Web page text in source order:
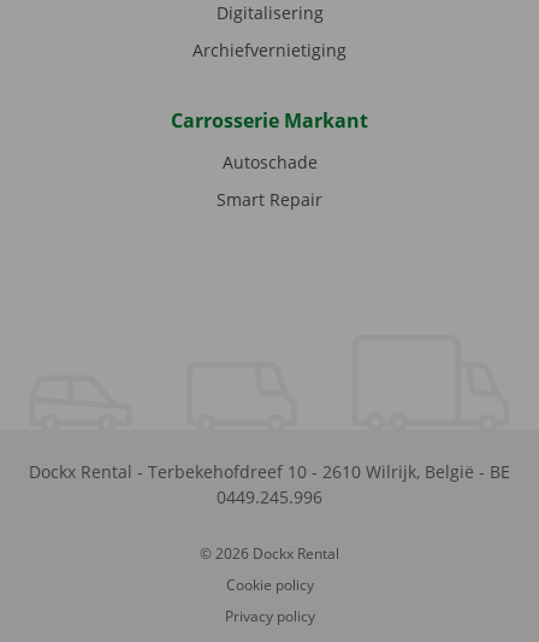
Digitalisering
Archiefvernietiging
Carrosserie Markant
Autoschade
Smart Repair
Dockx Rental - Terbekehofdreef 10 - 2610 Wilrijk, België - BE
0449.245.996
© 2026 Dockx Rental
Cookie policy
Privacy policy